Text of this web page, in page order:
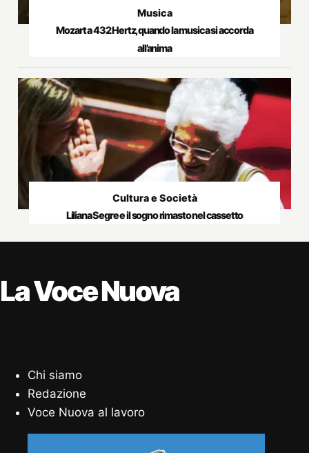
Musica
Mozart a 432 Hertz, quando la musica si accorda
all’anima
Cultura e Società
Liliana Segre e il sogno rimasto nel cassetto
La Voce Nuova
Chi siamo
Redazione
Voce Nuova al lavoro